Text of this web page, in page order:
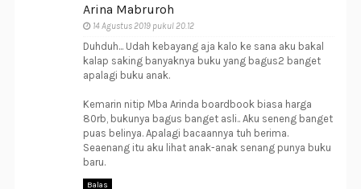
Arina Mabruroh
14 Agustus 2019 pukul 20.12
Duhduh... Udah kebayang aja kalo ke sana aku bakal
kalap saking banyaknya buku yang bagus2 banget
apalagi buku anak.
Kemarin nitip Mba Arinda boardbook biasa harga
80rb, bukunya bagus banget asli.. Aku seneng banget
puas belinya. Apalagi bacaannya tuh berima.
Seaenang itu aku lihat anak-anak senang punya buku
baru.
Balas